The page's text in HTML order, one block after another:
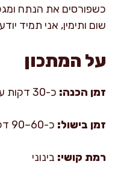
כשפורסים את הנתח
שום ותימין, אני תמיד
על המתכון
זמן הכנה: כ-30 דקות עבודה נטו
זמן בישול: כ-60–90 דקות (תלוי במשקל ובמידת העשייה)
רמת קושי: בינוני